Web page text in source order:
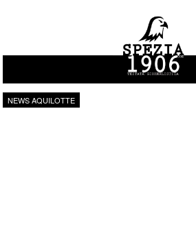
Vai al contenuto
NEWS AQUILOTTE